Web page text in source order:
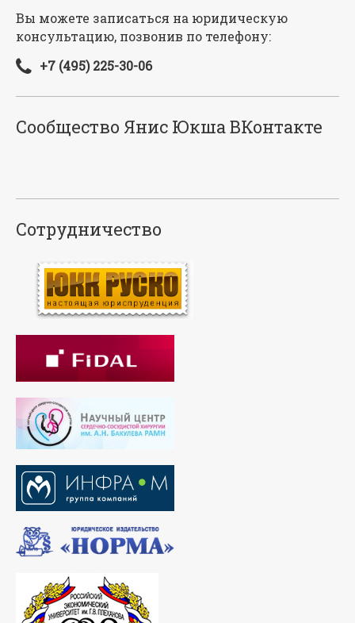
Вы можете записаться на юридическую
консультацию, позвонив по телефону:
+7 (495) 225-30-06
Сообщество Янис Юкша ВКонтакте
Сотрудничество